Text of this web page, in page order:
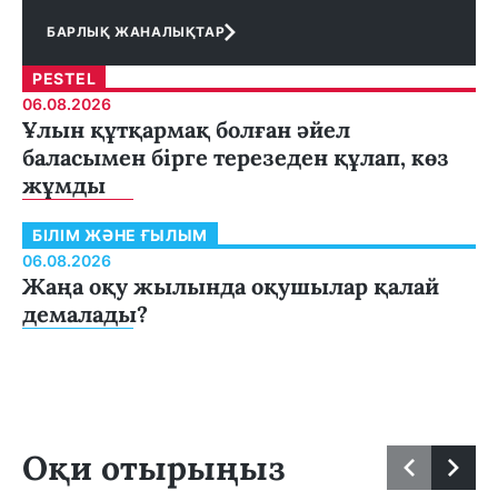
БАРЛЫҚ ЖАНАЛЫҚТАР
PESTEL
06.08.2026
Ұлын құтқармақ болған әйел
баласымен бірге терезеден құлап, көз
жұмды
БІЛІМ ЖӘНЕ ҒЫЛЫМ
06.08.2026
Жаңа оқу жылында оқушылар қалай
демалады?
Оқи отырыңыз